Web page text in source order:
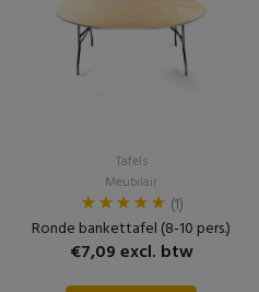
Tafels
Meubilair
(1)
Ronde bankettafel (8-10 pers.)
€7,09 excl. btw